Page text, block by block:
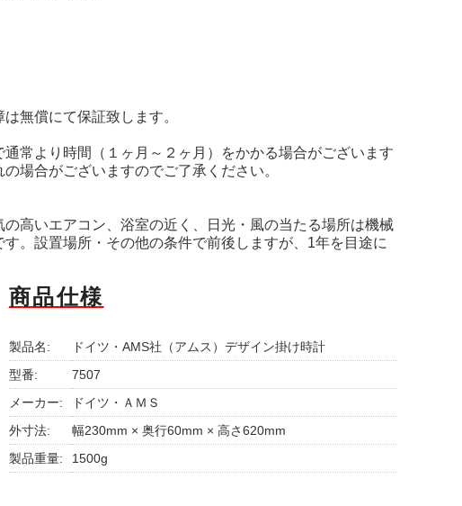
無償にて保証致します。
常より時間（１ヶ月～２ヶ月）をかかる場合がございます
場合がございますのでご了承ください。
高いエアコン、浴室の近く、日光・風の当たる場所は機械
。設置場所・その他の条件で前後しますが、1年を目途に
商品仕様
製品名:
ドイツ・AMS社（アムス）デザイン掛け時計
型番:
7507
メーカー:
ドイツ・ＡＭＳ
外寸法:
幅230mm × 奥行60mm × 高さ620mm
製品重量:
1500g